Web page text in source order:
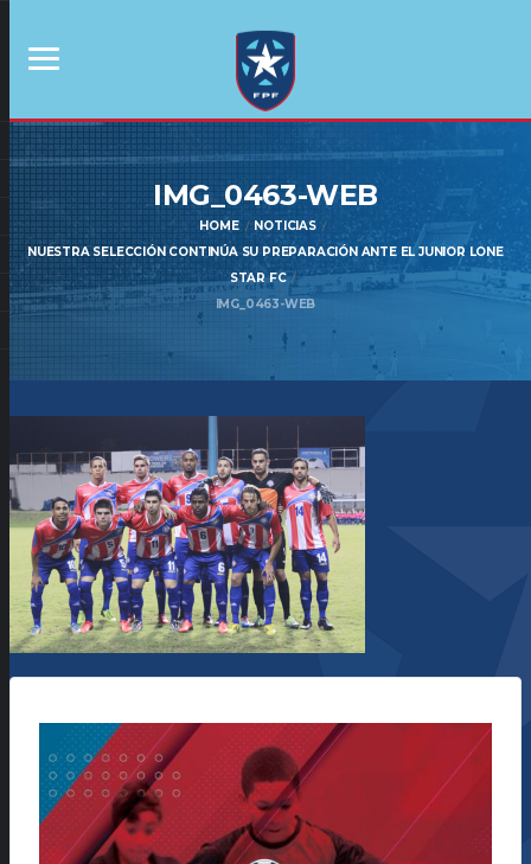
IMG_0463-WEB
HOME
NOTICIAS
NUESTRA SELECCIÓN CONTINÚA SU PREPARACIÓN ANTE EL JUNIOR LONE
STAR FC
IMG_0463-WEB